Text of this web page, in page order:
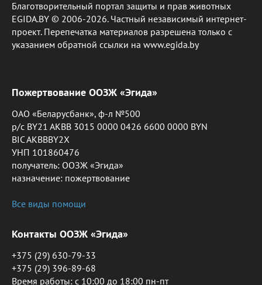
Благотворительный портал защиты и прав животных
EGIDA.BY © 2006-2026. Частный независимый интернет-
проект. Перепечатка материалов разрешена только с
указанием обратной ссылки на www.egida.by
Пожертвование ООЗЖ «Эгида»
ОАО «Беларусбанк», ф-л №500
р/с BY21 AKBB 3015 0000 0426 6600 0000 BYN
BIC AKBBBY2X
УНП 101860476
получатель: ООЗЖ «Эгида»
назначение: пожертвование
Все виды помощи
Контакты ООЗЖ «Эгида»
+375 (29) 630-79-33
+375 (29) 396-89-68
Время работы: c 10:00 до 18:00 пн-пт